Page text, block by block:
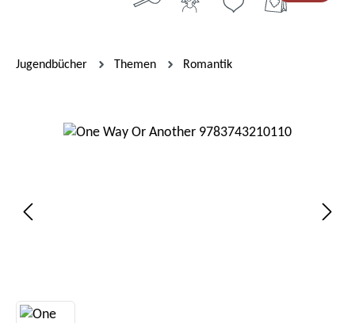
Jugendbücher Themen Romantik
Bildergalerie überspringen